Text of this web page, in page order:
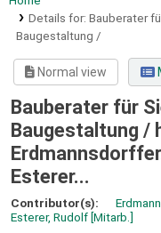
Details for: Bauberater
Baugestaltung /
Normal view
Bauberater für
Baugestaltung /
Esterer...
Contributor(s):
Esterer, Rudolf [Mitarb.]